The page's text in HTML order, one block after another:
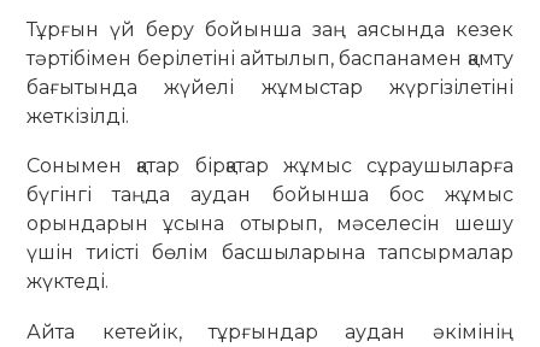
Тұрғын үй беру бойынша заң аясында кезек
тәртібімен берілетіні айтылып, баспанамен қамту
бағы­тында жүйелі жұмыстар жүргізілетіні
жеткізілді.
Сонымен қатар бірқатар жұмыс сұраушыларға
бүгін­гі таңда аудан бойынша бос жұмыс
орындарын ұсына отырып, мәселесін шешу
үшін тиісті бөлім бас­шы­ларына тапсырмалар
жүктеді.
Айта кетейік, тұрғындар аудан әкімінің